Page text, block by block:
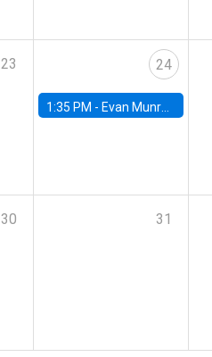
23 24
1:35 PM - Evan Munro, Neyman Visiting Assistant Professor in the Department of Statistics at UC Berkeley
30 31